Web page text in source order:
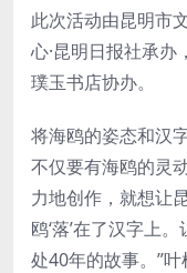
此次活动由昆明市
心·昆明日报社承办
璞玉书店协办。
将海鸥的姿态和汉
不仅要有海鸥的灵
力地创作，就想让
鸥‘落’在了汉字上
处40年的故事。”叶